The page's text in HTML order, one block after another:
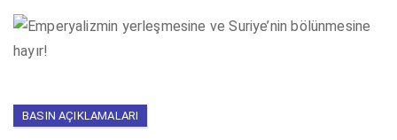
BASIN AÇIKLAMALARI